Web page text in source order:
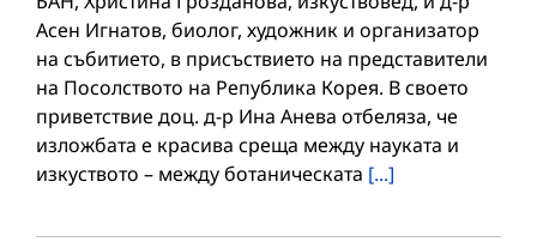
Асен Игнатов, биолог, художник и организатор
на събитието, в присъствието на представители
на Посолството на Република Корея. В своето
приветствие доц. д-р Ина Анева отбеляза, че
изложбата е красива среща между науката и
изкуството – между ботаническата [...]